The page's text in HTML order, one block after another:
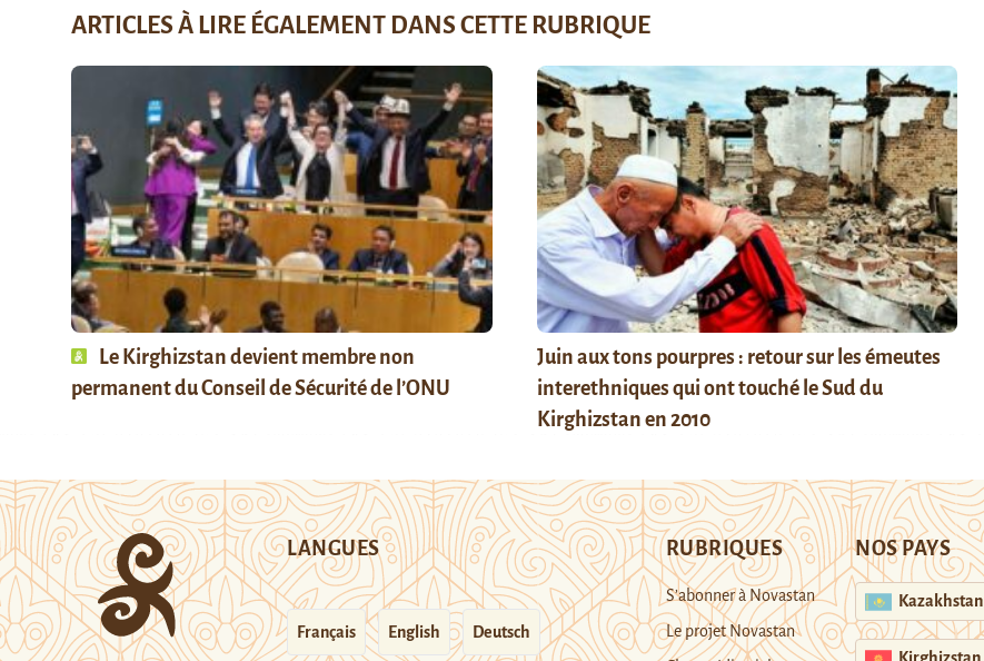
ARTICLES À LIRE ÉGALEMENT DANS CETTE RUBRIQUE
Le Kirghizstan devient membre non
permanent du Conseil de Sécurité de l’ONU
Juin aux tons pourpres : retour sur les émeutes
interethniques qui ont touché le Sud du
Kirghizstan en 2010
LANGUES
Français English Deutsch
RUBRIQUES
S’abonner à Novastan
Le projet Novastan
NOS PAYS
Kazakhstan
Kirghizstan